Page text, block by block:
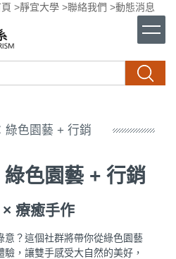
>靜宜大學 >聯絡我們 >動態消息
搜尋
綠色園藝 + 行銷
色園藝 + 行銷
療癒手作
意？這個社群將帶你從綠色園藝
，讓雙手感受大自然的美好，